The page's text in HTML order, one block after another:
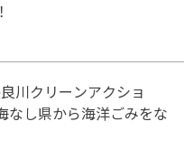
良川クリーンアクショ
なし県から海洋ごみをな